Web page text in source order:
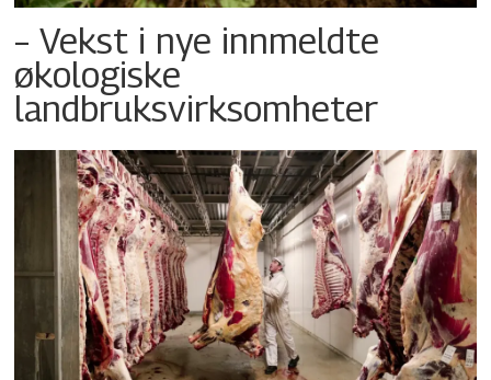
– Vekst i nye innmeldte
økologiske
landbruksvirksomheter